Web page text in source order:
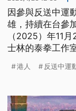
因參與反送中運
雄，持續在台參
（2025）年11
士林的泰拳工作
共指揮港人來台
港人 反送中運